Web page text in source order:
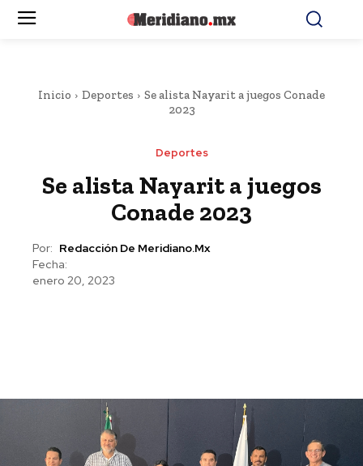
Inicio Deportes
Se alista Nayarit a juegos Conade
2023
Deportes
Se alista Nayarit a juegos
Conade 2023
Por: Redacción De Meridiano.mx
Fecha:
enero 20, 2023